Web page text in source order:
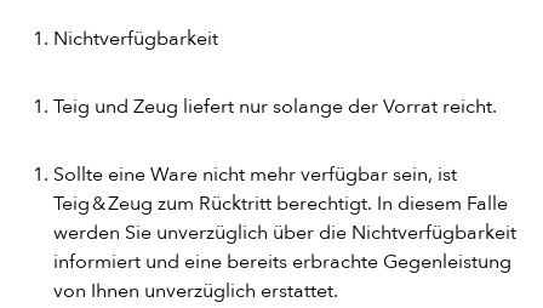
BURGER
SALAT
SNACKS
Nichtverfügbarkeit
Teig und Zeug liefert nur solange der Vorrat reicht.
Sollte eine Ware nicht mehr verfügbar sein, ist
Teig & Zeug zum Rücktritt berechtigt. In diesem Falle
werden Sie unverzüglich über die Nichtverfügbarkeit
informiert und eine bereits erbrachte Gegenleistung
von Ihnen unverzüglich erstattet.